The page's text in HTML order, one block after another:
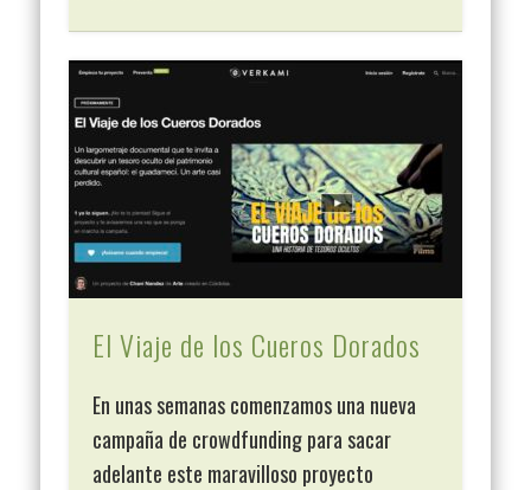
El Viaje de los Cueros Dorados
En unas semanas comenzamos una nueva
campaña de crowdfunding para sacar
adelante este maravilloso proyecto